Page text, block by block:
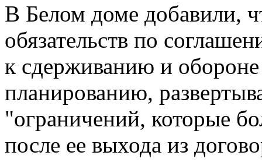
В Белом доме добавили,
обязательств по
к сдерживанию и обороне
планированию,
"ограничений, которые
после ее выхода из